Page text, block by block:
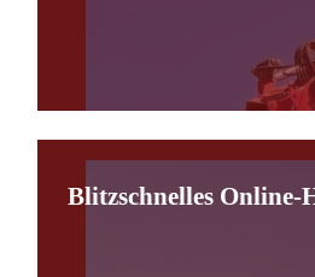
Blitzschnelles Online-